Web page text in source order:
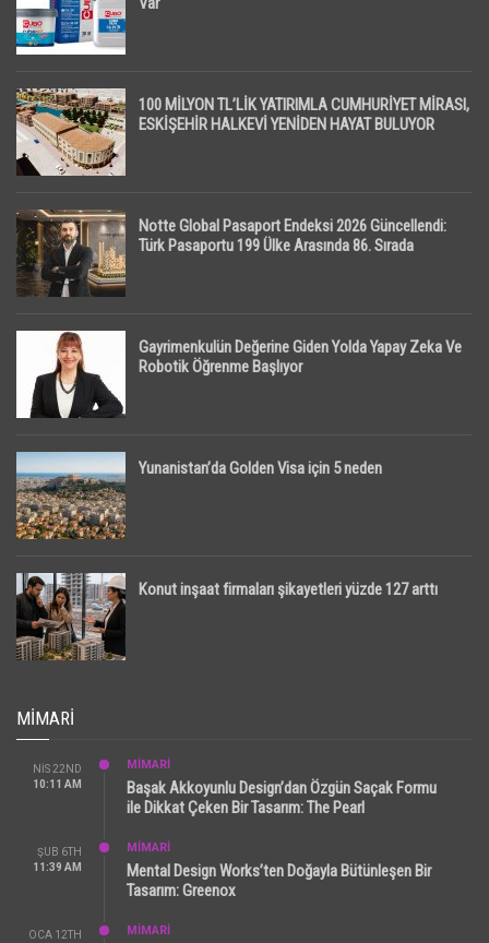
100 MİLYON TL’LİK YATIRIMLA CUMHURİYET MİRASI,
ESKİŞEHİR HALKEVİ YENİDEN HAYAT BULUYOR
Notte Global Pasaport Endeksi 2026 Güncellendi:
Türk Pasaportu 199 Ülke Arasında 86. Sırada
Gayrimenkulün Değerine Giden Yolda Yapay Zeka Ve
Robotik Öğrenme Başlıyor
Yunanistan’da Golden Visa için 5 neden
Konut inşaat firmaları şikayetleri yüzde 127 arttı
MIMARI
NIS 22ND
10:11 AM
MİMARİ
Başak Akkoyunlu Design’dan Özgün Saçak Formu
ile Dikkat Çeken Bir Tasarım: The Pearl
ŞUB 6TH
11:39 AM
MİMARİ
Mental Design Works’ten Doğayla Bütünleşen Bir
Tasarım: Greenox
OCA 12TH
MİMARİ